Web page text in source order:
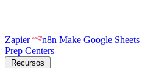
Zapier n8n Make Google Sheets
Prep Centers